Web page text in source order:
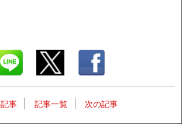
事 記事一覧 次の記事